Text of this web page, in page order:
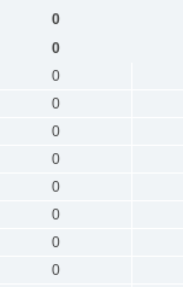
0
0
0
0
0
0
0
0
0
0